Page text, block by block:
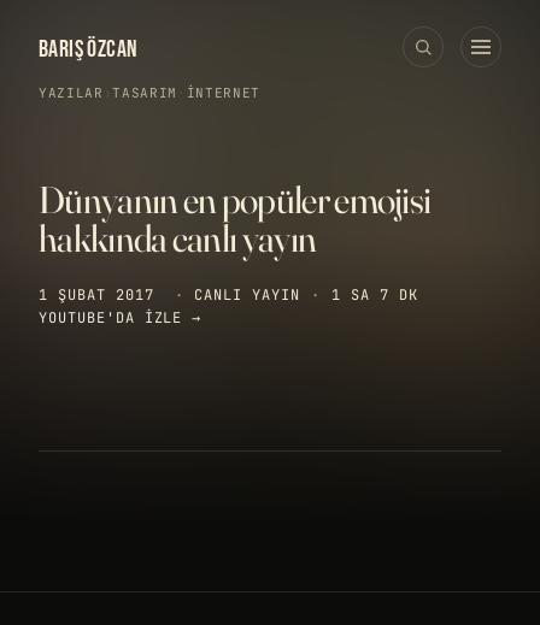
BARIŞ ÖZCAN
YAZILAR ›TASARIM İNTERNET
Dünyanın en popüler emojisi
hakkında canlı yayın
1 ŞUBAT 2017 · CANLI YAYIN ·
1 SA 7 DK
YOUTUBE'DA IZLE →